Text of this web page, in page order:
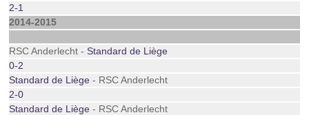
2-1
2014-2015
RSC Anderlecht -Standard de Liège
0-2
Standard de Liège - RSC Anderlecht
2-0
Standard de Liège - RSC Anderlecht